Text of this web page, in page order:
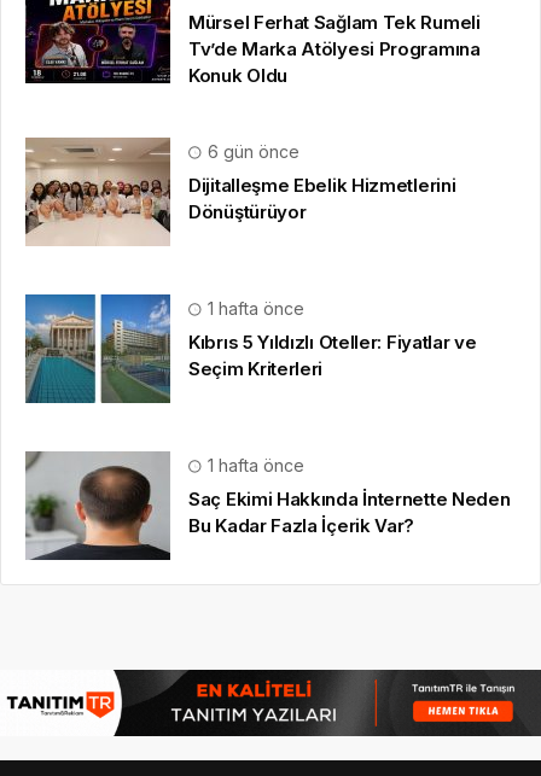
Mürsel Ferhat Sağlam Tek Rumeli
Tv’de Marka Atölyesi Programına
Konuk Oldu
6 gün önce
Dijitalleşme Ebelik Hizmetlerini
Dönüştürüyor
1 hafta önce
Kıbrıs 5 Yıldızlı Oteller: Fiyatlar ve
Seçim Kriterleri
1 hafta önce
Saç Ekimi Hakkında İnternette Neden
Bu Kadar Fazla İçerik Var?